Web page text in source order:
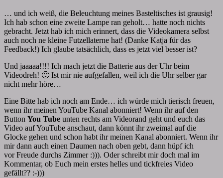
… und ich weiß, die Beleuchtung meines Basteltisches ist grausig!
Ich hab schon eine zweite Lampe ran geholt… hatte noch nichts
gebracht. Jetzt hab ich mich erinnert, dass die Videokamera selbst
auch noch ne kleine Futzellaterne hat! (Danke Katja für das
Feedback!) Ich glaube tatsächlich, dass es jetzt viel besser ist?
Und jaaaaa!!!! Ich mach jetzt die Batterie aus der Uhr beim
Videodreh! 🙂 Ist mir nie aufgefallen, weil ich die Uhr selber gar
nicht mehr höre…
Eine Bitte hab ich noch am Ende… ich würde mich tierisch freuen,
wenn ihr meinen YouTube Kanal abonniert! Wenn ihr auf den
Button You Tube unten rechts am Videorand geht und euch das
Video auf YouTube anschaut, dann könnt ihr zweimal auf die
Glocke gehen und schon habt ihr meinen Kanal abonniert. Wenn ihr
mir dann auch einen Daumen nach oben gebt, dann hüpf ich
vor Freude durchs Zimmer :))). Oder schreibt mir doch mal im
Kommentar, ob Euch mein erstes helles und tickfreies Video
gefällt?? :-)))